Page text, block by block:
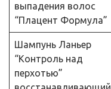
выпадения волос
“Плацент Формула”
Шампунь Ланьер
“Контроль над
перхотью”